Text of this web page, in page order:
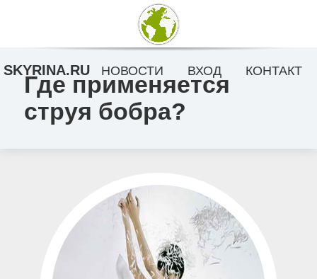
Где применяется
струя бобра?
SKYRINA.RU НОВОСТИ ВХОД КОНТАКТ